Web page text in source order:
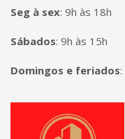
Seg à sex: 9h às 18h
Sábados: 9h às 15h
Domingos e feriados:
Página inicial